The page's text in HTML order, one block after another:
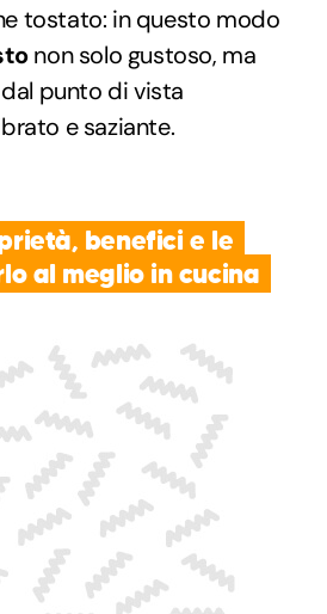
tostato: in questo modo
non solo gustoso, ma
punto di vista
e saziante.
benefici e le
al meglio in cucina